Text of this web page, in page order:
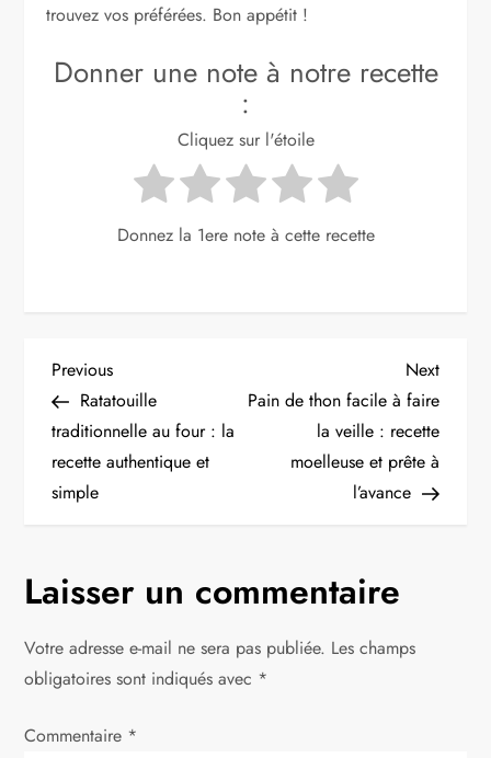
trouvez vos préférées. Bon appétit !
Donner une note à notre recette
:
Cliquez sur l'étoile
Donnez la 1ere note à cette recette
N
a
v
g
a
t
i
Previous
Post
Previous
Ratatouille
traditionnelle au four : la
recette authentique et
simple
Next
Post
Next
Pain de thon facile à faire
la veille : recette
moelleuse et prête à
l’avance
Laisser un commentaire
Votre adresse e-mail ne sera pas publiée. Les champs
obligatoires sont indiqués avec *
Commentaire *